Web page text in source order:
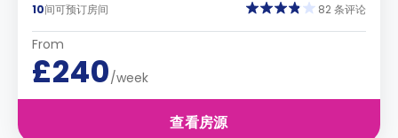
10间可预订房间 82 条评论
From
£240/week
查看房源